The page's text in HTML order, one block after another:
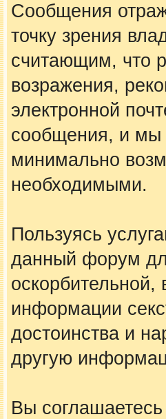
Сообщения
точку зрения
считающим, что
возражения,
электронной
сообщения, и мы
минимально
необходимыми.
Пользуясь
данный форум
информации
достоинства и
другую
Вы